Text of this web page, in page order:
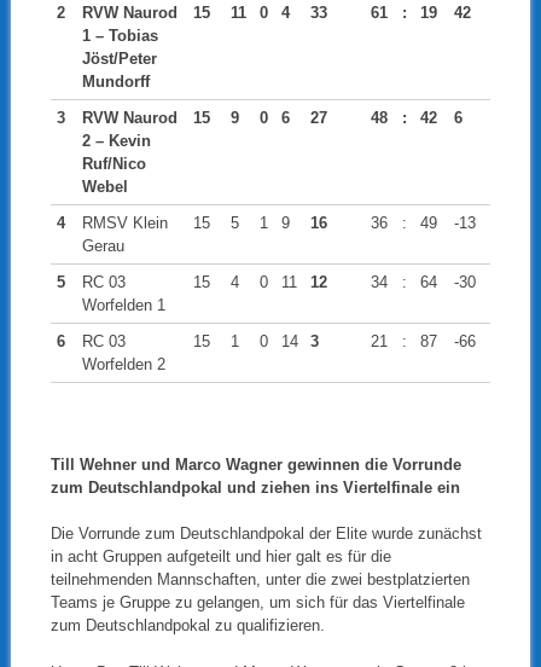
2
RVW Naurod
1 – Tobias
Jöst/Peter
Mundorff
15 11 0 4 33 61 : 19 42
3
RVW Naurod
2 – Kevin
Ruf/Nico
Webel
15 9 0 6 27 48 : 42 6
4
RMSV Klein
Gerau
15 5 1 9 16 36 : 49 -13
5
RC 03
Worfelden 1
15 4 0 11 12 34 : 64 -30
6
RC 03
Worfelden 2
15 1 0 14 3 21 : 87 -66
Till Wehner und Marco Wagner gewinnen die Vorrunde
zum Deutschlandpokal und ziehen ins Viertelfinale ein
Die Vorrunde zum Deutschlandpokal der Elite wurde zunächst
in acht Gruppen aufgeteilt und hier galt es für die
teilnehmenden Mannschaften, unter die zwei bestplatzierten
Teams je Gruppe zu gelangen, um sich für das Viertelfinale
zum Deutschlandpokal zu qualifizieren.